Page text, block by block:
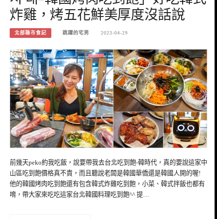
炸雞，烤五花鮮美厚度沒話說
北部縣市食記 跳躍的宅男 2023-04-29
前幾天peko約我吃飯，說要帶我去台北吃到飽-韓時代，真的要說這家中
山區吃到飽價格真不貴，而且聽說老闆是韓國華僑還是韓國人開的喔!
他的韓國烤肉吃到飽還有包含韓式炸雞吃到飽，小菜、韓式拌飯也都有
唷，帶大家來吃吃這家台北韓國料理吃到飽^^ 提…